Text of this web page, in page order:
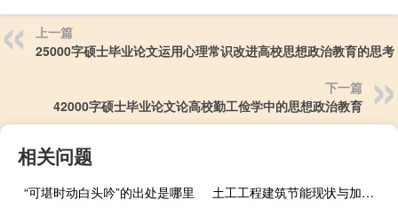
上一篇
25000字硕士毕业论文运用心理常识改进高校思想政治教育的思考
下一篇
42000字硕士毕业论文论高校勤工俭学中的思想政治教育
相关问题
“可堪时动白头吟”的出处是哪里
土工工程建筑节能现状与加强措施,建筑节能的方向属于土木工程、结构工程的哪个领域？